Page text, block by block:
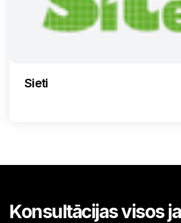
Sieti
Konsultācijas visos